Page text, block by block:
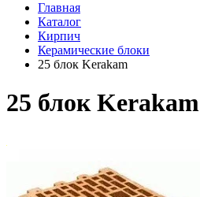
Главная
Каталог
Кирпич
Керамические блоки
25 блок Kerakam
25 блок Kerakam